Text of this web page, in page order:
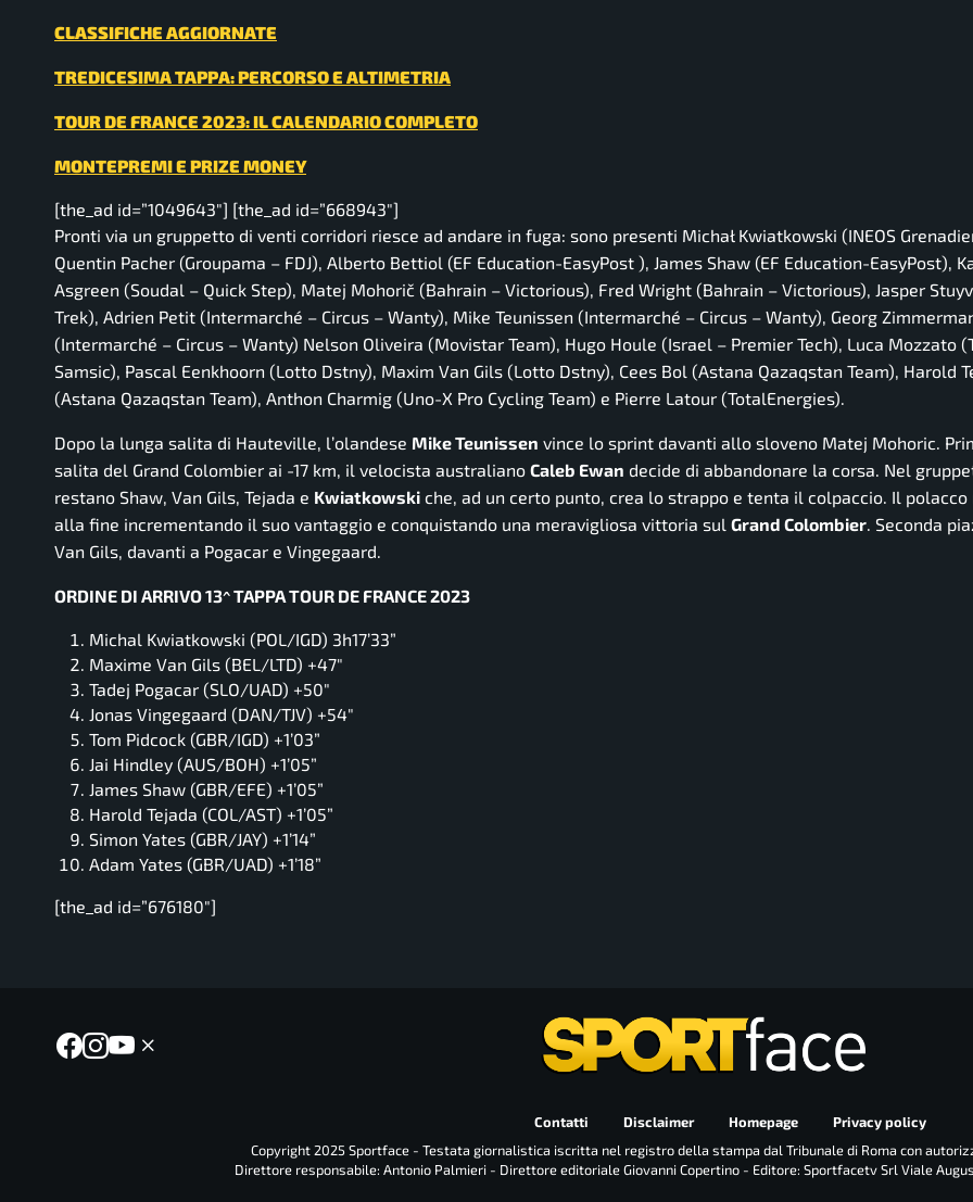
CLASSIFICHE AGGIORNATE
TREDICESIMA TAPPA: PERCORSO E ALTIMETRIA
TOUR DE FRANCE 2023: IL CALENDARIO COMPLETO
MONTEPREMI E PRIZE MONEY
[the_ad id=”1049643″] [the_ad id=”668943″]
Pronti via un gruppetto di venti corridori riesce ad andare in fuga: sono presenti Michał Kwiatkowski (INEOS
Quentin Pacher (Groupama – FDJ), Alberto Bettiol (EF Education-EasyPost ), James Shaw (EF Education-EasyPost),
Asgreen (Soudal – Quick Step), Matej Mohorič (Bahrain – Victorious), Fred Wright (Bahrain – Victorious), Jasper
Trek), Adrien Petit (Intermarché – Circus – Wanty), Mike Teunissen (Intermarché – Circus – Wanty), Georg
(Intermarché – Circus – Wanty) Nelson Oliveira (Movistar Team), Hugo Houle (Israel – Premier Tech), Luca Mozzato
Samsic), Pascal Eenkhoorn (Lotto Dstny), Maxim Van Gils (Lotto Dstny), Cees Bol (Astana Qazaqstan Team), Harold
(Astana Qazaqstan Team), Anthon Charmig (Uno-X Pro Cycling Team) e Pierre Latour (TotalEnergies).
Dopo la lunga salita di Hauteville, l’olandese Mike Teunissen vince lo sprint davanti allo sloveno Matej Mohoric.
salita del Grand Colombier ai -17 km, il velocista australiano Caleb Ewan decide di abbandonare la corsa. Nel
restano Shaw, Van Gils, Tejada e Kwiatkowski che, ad un certo punto, crea lo strappo e tenta il colpaccio. Il
alla fine incrementando il suo vantaggio e conquistando una meravigliosa vittoria sul Grand Colombier. Seconda
Van Gils, davanti a Pogacar e Vingegaard.
ORDINE DI ARRIVO 13^ TAPPA TOUR DE FRANCE 2023
Michal Kwiatkowski (POL/IGD) 3h17’33”
Maxime Van Gils (BEL/LTD) +47″
Tadej Pogacar (SLO/UAD) +50″
Jonas Vingegaard (DAN/TJV) +54″
Tom Pidcock (GBR/IGD) +1’03”
Jai Hindley (AUS/BOH) +1’05”
James Shaw (GBR/EFE) +1’05”
Harold Tejada (COL/AST) +1’05”
Simon Yates (GBR/JAY) +1’14”
Adam Yates (GBR/UAD) +1’18”
[the_ad id=”676180″]
Contatti Disclaimer Homepage
Privacy policy
Copyright 2025 Sportface - Testata giornalistica iscritta nel registro della stampa dal Tribunale di Roma con
Direttore responsabile: Antonio Palmieri - Direttore editoriale Giovanni Copertino - Editore: Sportfacetv Srl Viale